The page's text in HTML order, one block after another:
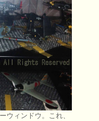
ウィンドウ。これ、